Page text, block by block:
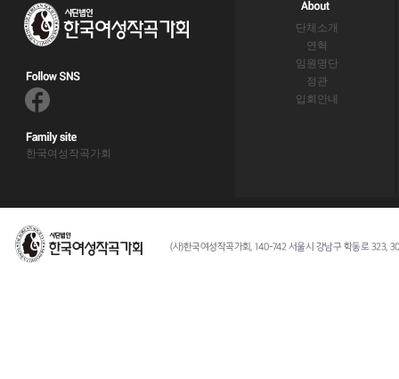
한국여성작곡가회
단체소개
연혁
임원명단
정관
입회안내